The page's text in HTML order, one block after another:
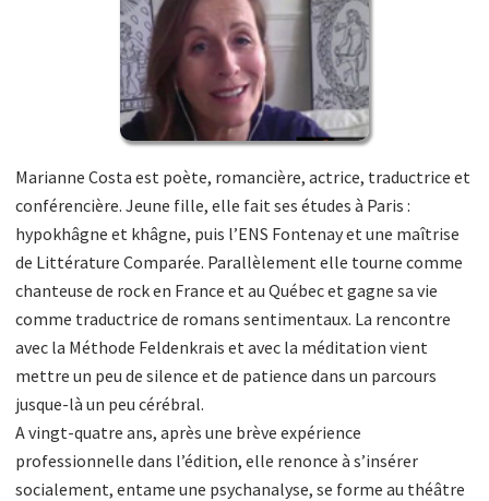
Marianne Costa est poète, romancière, actrice, traductrice et
conférencière. Jeune fille, elle fait ses études à Paris :
hypokhâgne et khâgne, puis l’ENS Fontenay et une maîtrise
de Littérature Comparée. Parallèlement elle tourne comme
chanteuse de rock en France et au Québec et gagne sa vie
comme traductrice de romans sentimentaux. La rencontre
avec la Méthode Feldenkrais et avec la méditation vient
mettre un peu de silence et de patience dans un parcours
jusque-là un peu cérébral.
A vingt-quatre ans, après une brève expérience
professionnelle dans l’édition, elle renonce à s’insérer
socialement, entame une psychanalyse, se forme au théâtre